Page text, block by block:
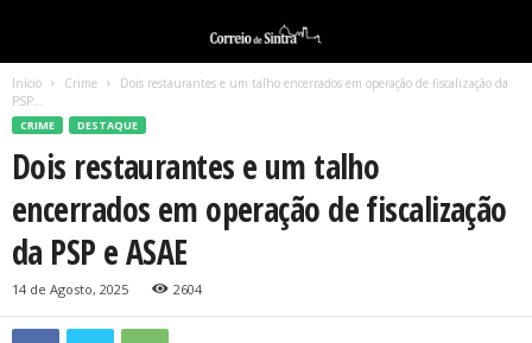
Início Crime
Dois restaurantes e um talho encerrados em operação de fiscalização da
PSP...
CRIME DESTAQUE
Dois restaurantes e um talho
encerrados em operação de fiscalização
da PSP e ASAE
14 de Agosto, 2025 2604